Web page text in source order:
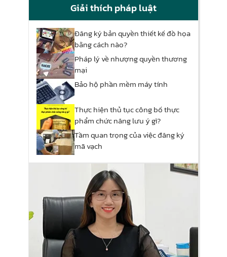
Giải thích pháp luật
Đăng ký bản quyền thiết kế đồ họa
bằng cách nào?
Pháp lý về nhượng quyền thương
mại
Bảo hộ phần mềm máy tính
Thực hiện thủ tục công bố thực
phẩm chức năng lưu ý gì?
Tầm quan trọng của việc đăng ký
mã vạch